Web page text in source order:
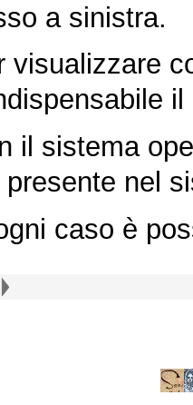
a sinistra.
visualizzare
il sistema
presente nel
caso è